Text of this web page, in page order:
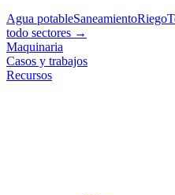
Agua potableSaneamientoRiego
todo sectores →
Maquinaria
Casos y trabajos
Recursos